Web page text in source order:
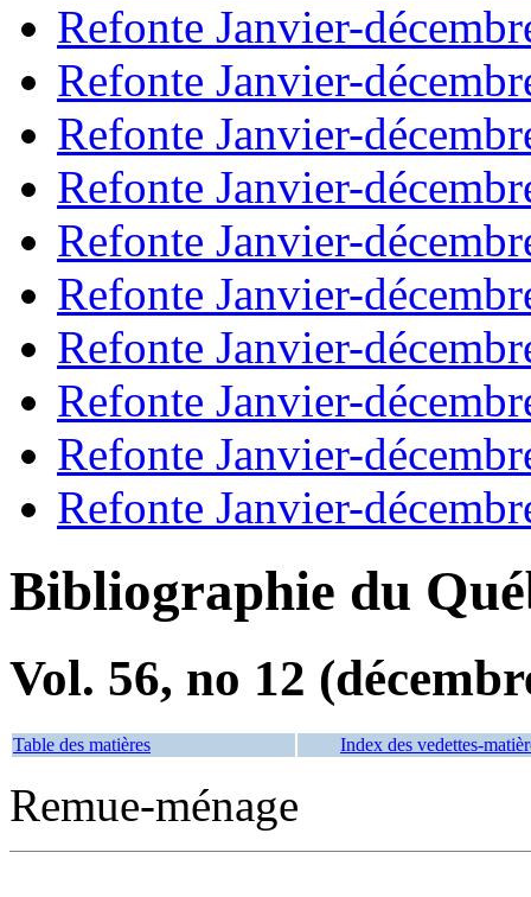
Refonte Janvier-
Refonte Janvier-
Refonte Janvier-
Refonte Janvier-
Refonte Janvier-
Refonte Janvier-
Refonte Janvier-
Refonte Janvier-
Refonte Janvier-
Refonte Janvier-
Bibliographie du
Vol. 56, no 12
Table des matières Index des vedettes-
Remue-ménage